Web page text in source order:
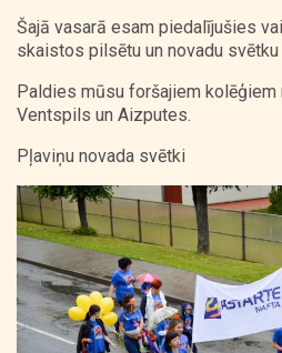
Kontakti
Šajā vasarā esam piedalījušies
skaistos pilsētu un novadu
Paldies mūsu foršajiem kolēģiem
Ventspils un Aizputes.
Pļaviņu novada svētki